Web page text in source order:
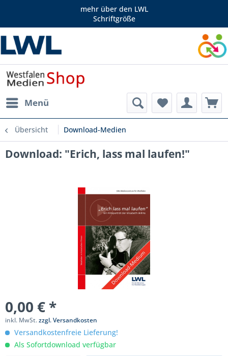
mehr über den LWL
Schriftgröße
Menü
Übersicht Download-Medien
Download: "Erich, lass mal laufen!"
0,00 € *
inkl. MwSt.zzgl. Versandkosten
Versandkostenfreie Lieferung!
Als Sofortdownload verfügbar